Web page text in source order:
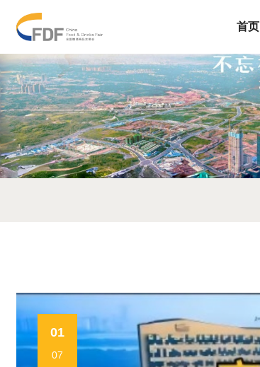
首页
01
07